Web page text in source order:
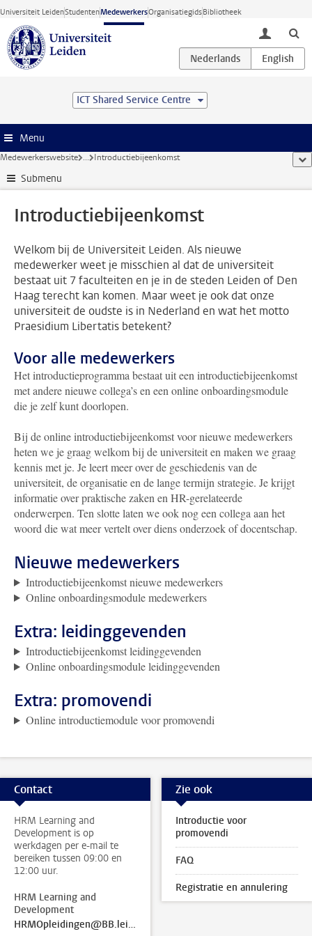
Ga direct naar de inhoud
Universiteit LeidenStudentenMedewerkersOrganisatiegidsBibliotheek
toggle
ICT Shared Service Centre
Menu
Medewerkerswebsite ... Introductiebijeenkomst
Submenu
Introductiebijeenkomst
Welkom bij de Universiteit Leiden. Als nieuwe
medewerker weet je misschien al dat de universiteit
bestaat uit 7 faculteiten en je in de steden Leiden of Den
Haag terecht kan komen. Maar weet je ook dat onze
universiteit de oudste is in Nederland en wat het motto
Praesidium Libertatis betekent?
Voor alle medewerkers
Het introductieprogramma bestaat uit een introductiebijeenkomst
met andere nieuwe collega’s en een online onboardingsmodule
die je zelf kunt doorlopen.
Bij de online introductiebijeenkomst voor nieuwe medewerkers
heten we je graag welkom bij de universiteit en maken we graag
kennis met je. Je leert meer over de geschiedenis van de
universiteit, de organisatie en de lange termijn strategie. Je krijgt
informatie over praktische zaken en HR-gerelateerde
onderwerpen. Ten slotte laten we ook nog een collega aan het
woord die wat meer vertelt over diens onderzoek of docentschap.
Nieuwe medewerkers
Introductiebijeenkomst nieuwe medewerkers
Online onboardingsmodule medewerkers
Extra: leidinggevenden
Introductiebijeenkomst leidinggevenden
Online onboardingsmodule leidinggevenden
Extra: promovendi
Online introductiemodule voor promovendi
Contact
HRM Learning and
Development is op
werkdagen per e-mail te
bereiken tussen 09:00 en
12:00 uur.
HRM Learning and
Development
HRMOpleidingen@BB.leidenuniv.nl
Zie ook
Introductie voor
promovendi
FAQ
Registratie en annulering